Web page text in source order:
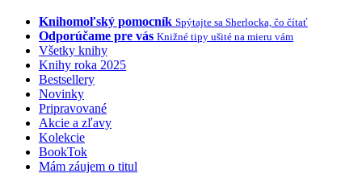
Knihomoľský pomocník Spýtajte sa Sherlocka, čo čítať
Odporúčame pre vás Knižné tipy ušité na mieru vám
Všetky knihy
Knihy roka 2025
Bestsellery
Novinky
Pripravované
Akcie a zľavy
Kolekcie
BookTok
Mám záujem o titul